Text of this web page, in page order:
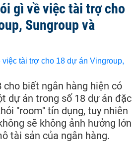
gì về việc tài trợ cho
Sungroup và
cho biết ngân hàng hiện có
dự án trong số 18 dự án đặc
"room" tín dụng, tuy nhiên
sẽ không ảnh hưởng lớn
tài sản của ngân hàng.